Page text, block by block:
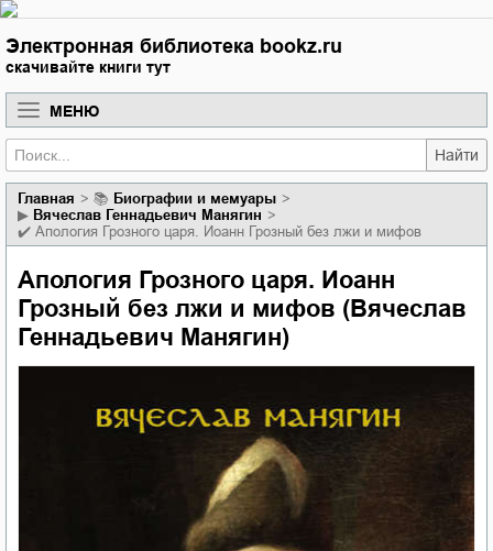
Электронная библиотека bookz.ru
скачивайте книги тут
МЕНЮ
Найти
Главная 📚
биографии и мемуары
▶ Вячеслав Геннадьевич Манягин
✔️ Апология Грозного царя. Иоанн Грозный без лжи и мифов
Апология Грозного царя. Иоанн
Грозный без лжи и мифов (Вячеслав
Геннадьевич Манягин)